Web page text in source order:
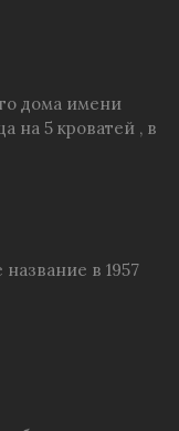
дома имени
на 5 кроватей , в
в 1957